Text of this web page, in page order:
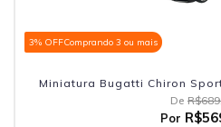
3% OFFComprando 3 ou mais
Miniatura Bugatti Chiron
De
Por